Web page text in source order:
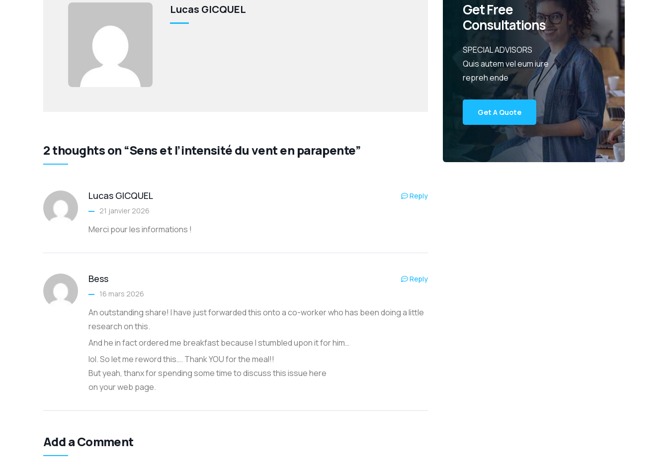
Lucas GICQUEL
2 thoughts on “Sens et l’intensité du vent en parapente”
Lucas GICQUEL
21 janvier 2026
Merci pour les informations !
Reply
Bess
16 mars 2026
An outstanding share! I have just forwarded this onto a co-worker who has been doing a little
research on this.
And he in fact ordered me breakfast because I stumbled upon it for him…
lol. So let me reword this…. Thank YOU for the meal!!
But yeah, thanx for spending some time to discuss this issue here
on your web page.
Reply
Add a Comment
Get Free
Consultations
SPECIAL ADVISORS
Quis autem vel eum iure
repreh ende
Get A Quote